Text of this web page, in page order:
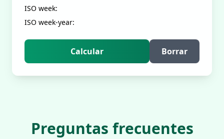
ISO week:
ISO week-year:
Calcular Borrar
Preguntas frecuentes